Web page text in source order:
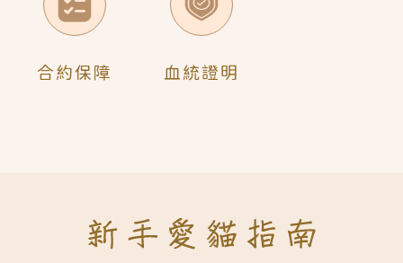
合約保障 血統證明